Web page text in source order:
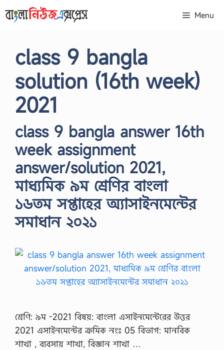
to
Menu
class 9 bangla
solution (16th week)
2021
class 9 bangla answer 16th
week assignment
answer/solution 2021,
মাধ্যমিক ৯ম শ্রেণির বাংলা
১৬তম সপ্তাহের অ্যাসাইনমেন্টের
সমাধান ২০২১
শ্রেণি: ৯ম -2021 বিষয়: বাংলা এসাইনমেন্টেরের উত্তর
2021 এসাইনমেন্টের ক্রমিক নংঃ 05 বিভাগ: মানবিক
শাখা , ব্যবসায় শাখা, বিজ্ঞান শাখা …